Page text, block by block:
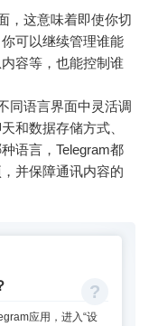
，这意味着即使你切
可以继续管理谁能
容等，也能控制谁
同语言界面中灵活调
和数据存储方式、
语言，Telegram都
并保障通讯内容的
应用，进入“设